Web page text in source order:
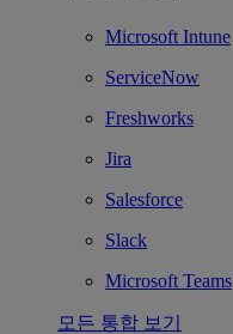
Microsoft Intune
ServiceNow
Freshworks
Jira
Salesforce
Slack
Microsoft Teams
모든 통합 보기